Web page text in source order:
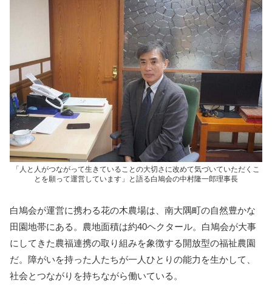
「人と人がつながって生きていることの大切さに改めて気づいていただくこ
とを願って運営しています」と語る白鳩会の中村隆一郎理事長
白鳩会が運営に携わる花の木農場は、南大隅町の自然豊かな
田園地帯にある。農地面積は約40ヘクタール。白鳩会が大事
にしてきた農福連携の取り組みを象徴する開放型の福祉農園
だ。障がいを持った人たちが一人ひとりの能力を生かして、
社会とつながりを持ちながら働いている。